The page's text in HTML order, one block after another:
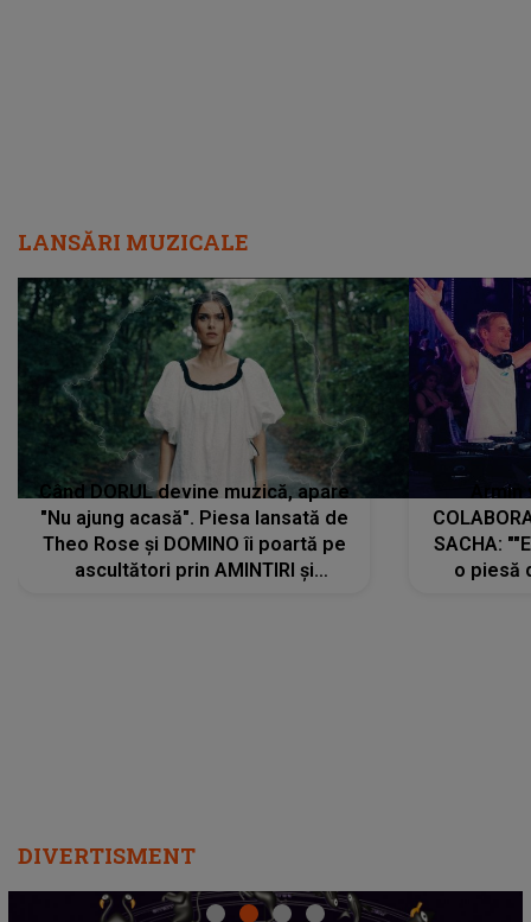
LANSĂRI MUZICALE
Când DORUL devine muzică, apare
"Nu ajung acasă". Piesa lansată de
Theo Rose și DOMINO îi poartă pe
ascultători prin AMINTIRI și
SACHA:
o piesă
DIVERTISMENT